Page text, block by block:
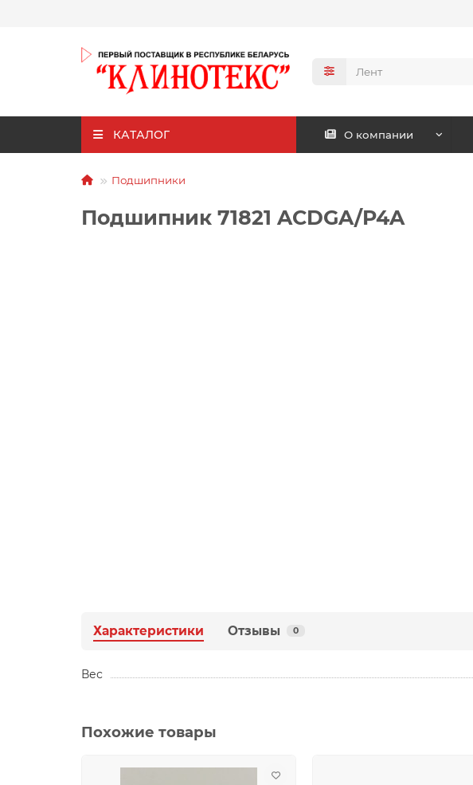
КАТАЛОГ О компании
Подшипники
Подшипник 71821 ACDGA/P4A
Характеристики Отзывы 0
Вес
Похожие товары